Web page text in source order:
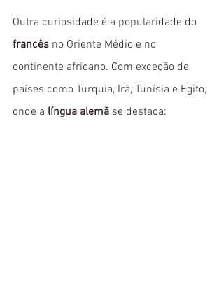
Outra curiosidade é a popularidade do
francês no Oriente Médio e no
continente africano. Com exceção de
países como Turquia, Irã, Tunísia e Egito,
onde a língua alemã se destaca: